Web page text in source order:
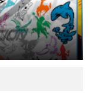
Motos y Mototaxis |